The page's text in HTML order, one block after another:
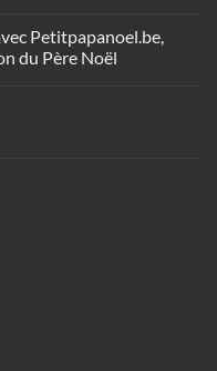
Petitpapanoel.be,
du Père Noël